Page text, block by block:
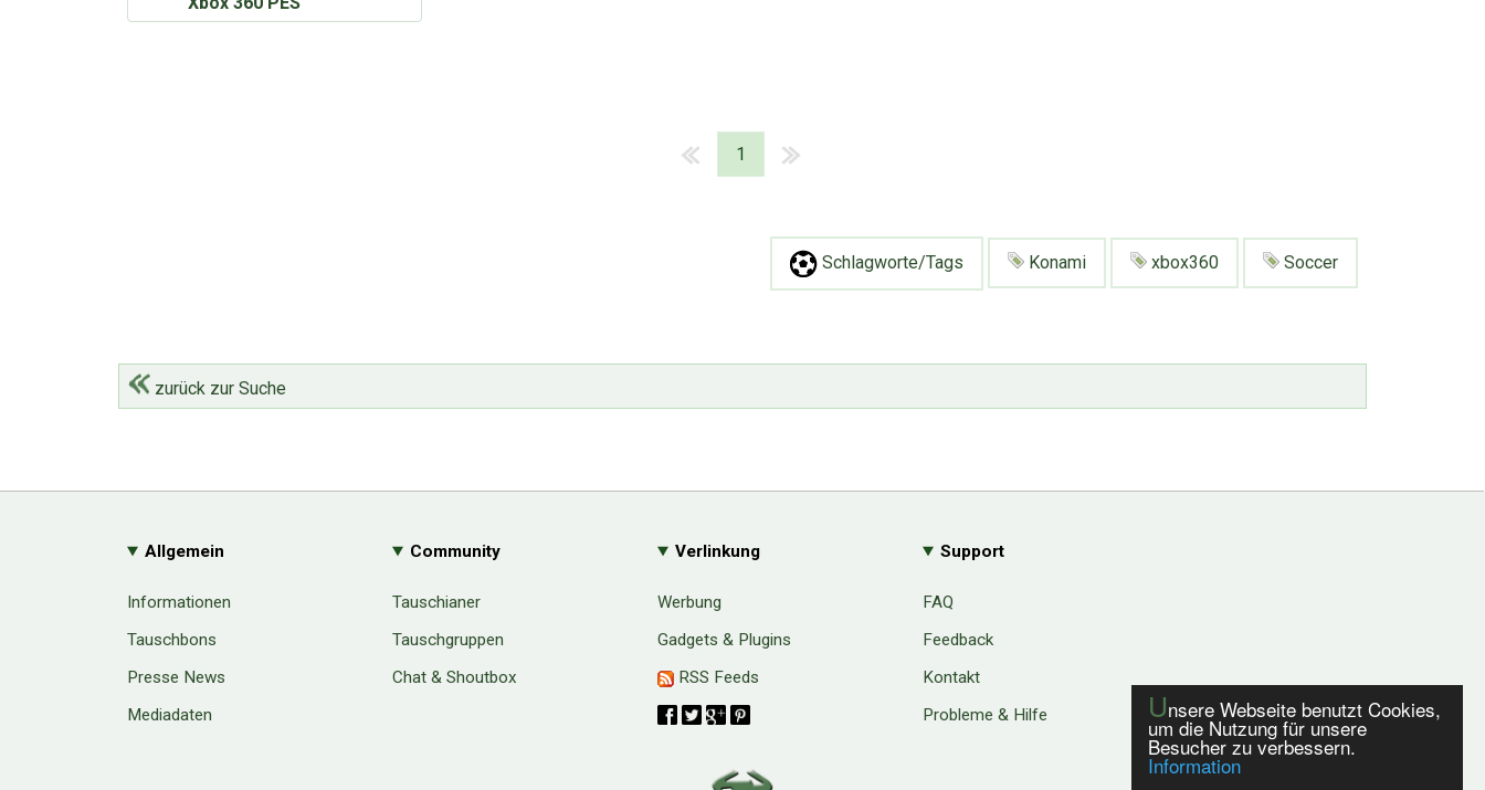
Unsere Webseite benutzt Cookies,
um die Nutzung für unsere
Besucher zu verbessern.
Information
1
Schlagworte/Tags Konami xbox360 Soccer
zurück zur Suche
Allgemein
Informationen
Tauschbons
Presse News
Mediadaten
Community
Tauschianer
Tauschgruppen
Chat & Shoutbox
Verlinkung
Werbung
Gadgets & Plugins
RSS Feeds
Support
FAQ
Feedback
Kontakt
Probleme & Hilfe